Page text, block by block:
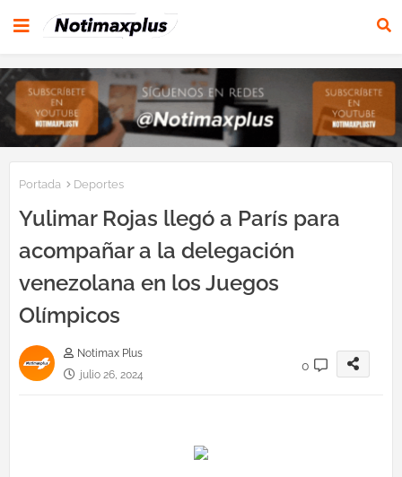
Portada Deportes
Yulimar Rojas llegó a París para
acompañar a la delegación
venezolana en los Juegos
Olímpicos
Notimax Plus
julio 26, 2024
0